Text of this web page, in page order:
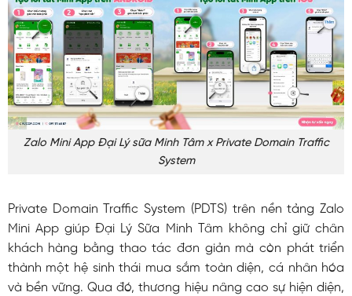
Zalo Mini App Đại Lý sữa Minh Tâm x Private Domain Traffic
System
Private Domain Traffic System (PDTS) trên nền tảng Zalo
Mini App giúp Đại Lý Sữa Minh Tâm không chỉ giữ chân
khách hàng bằng thao tác đơn giản mà còn phát triển
thành một hệ sinh thái mua sắm toàn diện, cá nhân hóa
và bền vững. Qua đó, thương hiệu nâng cao sự hiện diện,